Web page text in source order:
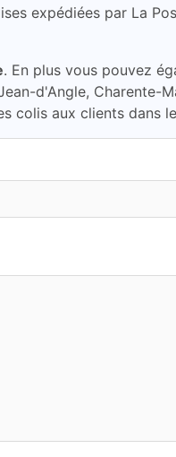
expédiées par La
. En plus vous pouvez
d'Angle, Charente-
colis aux clients dans